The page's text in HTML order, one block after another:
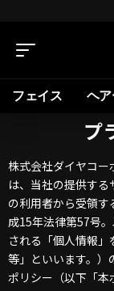
フェイス ヘ
プ
株式会社ダイヤコー
は、当社の提供する
の利用者から受領
成15年法律第57号
される「個人情報
等」といいます。）
ポリシー（以下「本